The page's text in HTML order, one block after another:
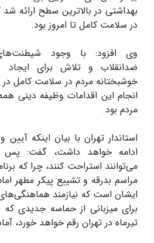
بهداشتی در بالاترین سطح ارائه
در سلامت کامل تا امروز بود.
وی افزود: با وجود
ضدانقلاب و تلاش برای ایجاد
خوشبختانه مردم در سلامت کامل
انجام این اقدامات وظیفه دینی
مردم بود.
ادامه خواهد داشت، گفت: پس
می‌توانند استراحت کنند، چرا که
مراسم بدرقه و تشییع پیکر مطهر
ایشان است که نیازمند
تیرماه در تهران رقم خواهد خورد،